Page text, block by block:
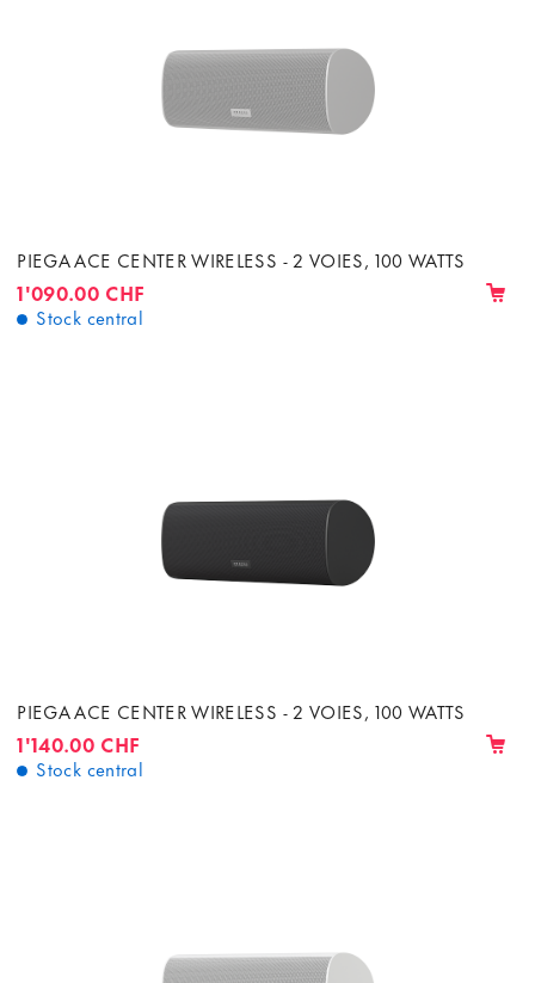
PIEGA ACE CENTER WIRELESS - 2 VOIES, 100 WATTS
1'090.00 CHF
Stock central
PIEGA ACE CENTER WIRELESS - 2 VOIES, 100 WATTS
1'140.00 CHF
Stock central